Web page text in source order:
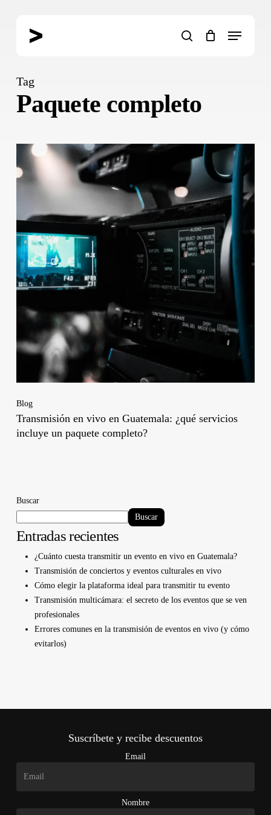
search
Menu
Tag
Paquete completo
Blog
Transmisión en vivo en Guatemala: ¿qué servicios
incluye un paquete completo?
Buscar
Buscar
Entradas recientes
¿Cuánto cuesta transmitir un evento en vivo en Guatemala?
Transmisión de conciertos y eventos culturales en vivo
Cómo elegir la plataforma ideal para transmitir tu evento
Transmisión multicámara: el secreto de los eventos que se ven
profesionales
Errores comunes en la transmisión de eventos en vivo (y cómo
evitarlos)
Suscríbete y recibe descuentos
Email
Nombre